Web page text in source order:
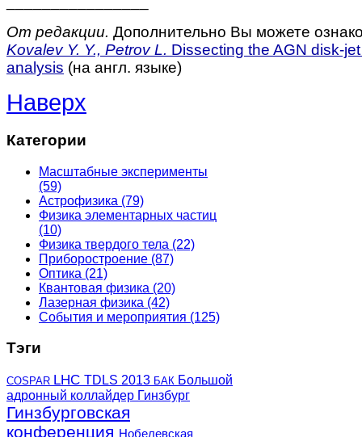
От редакции. Дополнительно Вы можете
Kovalev Y. Y., Petrov L. Dissecting the AGN disk-
analysis (на англ. языке)
Наверх
Категории
Масштабные эксперименты
(59)
Астрофизика (79)
Физика элементарных частиц
(10)
Физика твердого тела (22)
Приборостроение (87)
Оптика (21)
Квантовая физика (20)
Лазерная физика (42)
События и мероприятия (125)
Тэги
COSPAR LHC TDLS 2013 БАК Большой
адронный коллайдер Гинзбург
Гинзбурговская
конференция Нобелевская